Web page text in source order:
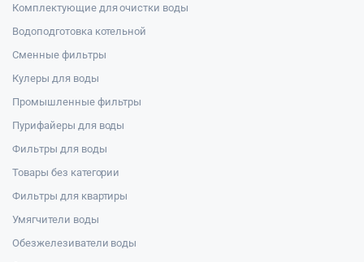
Комплектующие для очистки воды
Водоподготовка котельной
Сменные фильтры
Кулеры для воды
Промышленные фильтры
Пурифайеры для воды
Фильтры для воды
Товары без категории
Фильтры для квартиры
Умягчители воды
Обезжелезиватели воды